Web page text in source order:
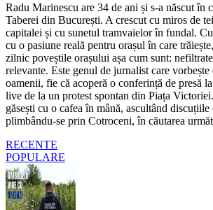
Radu Marinescu are 34 de ani și s-a născut în
Taberei din București. A crescut cu miros de
capitalei și cu sunetul tramvaielor în fundal.
cu o pasiune reală pentru orașul în care
zilnic poveștile orașului așa cum sunt:
relevante. Este genul de jurnalist care vorbește
oamenii, fie că acoperă o conferință de presă
live de la un protest spontan din Piața
găsești cu o cafea în mână, ascultând discuțiile
plimbându-se prin Cotroceni, în căutarea
RECENTE
POPULARE